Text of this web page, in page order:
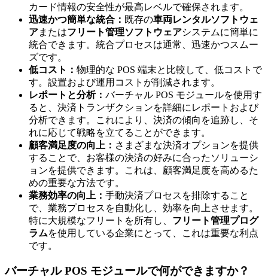
カード情報の安全性が最高レベルで確保されます。
迅速かつ簡単な統合： 既存の車両レンタルソフトウェ
アまたはフリート管理ソフトウェアシステムに簡単に
統合できます。統合プロセスは通常、迅速かつスムー
ズです。
低コスト： 物理的な POS 端末と比較して、低コストで
す。設置および運用コストが削減されます。
レポートと分析： バーチャル POS モジュールを使用す
ると、決済トランザクションを詳細にレポートおよび
分析できます。これにより、決済の傾向を追跡し、そ
れに応じて戦略を立てることができます。
顧客満足度の向上： さまざまな決済オプションを提供
することで、お客様の決済の好みに合ったソリューシ
ョンを提供できます。これは、顧客満足度を高めるた
めの重要な方法です。
業務効率の向上： 手動決済プロセスを排除すること
で、業務プロセスを自動化し、効率を向上させます。
特に大規模なフリートを所有し、 フリート管理プログ
ラムを使用している企業にとって、これは重要な利点
です。
バーチャル POS モジュールで何ができますか？